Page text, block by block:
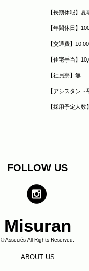
【長期休暇】
【年間休日】
【交通費】
【住宅手当】
【社員寮】無
【アシスタン
【採用予定人数
FOLLOW US
​Misuran
© Associés All Rights Reserved.
ABOUT US